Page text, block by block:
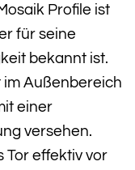
Profile ist
für seine
bekannt ist.
Außenbereich
einer
versehen.
Tor effektiv vor